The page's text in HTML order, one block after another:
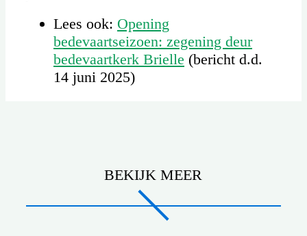
Lees ook: Opening
bedevaartseizoen: zegening deur
bedevaartkerk Brielle (bericht d.d.
14 juni 2025)
BEKIJK MEER